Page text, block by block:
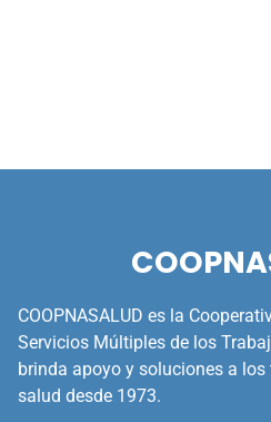
COOPNASALUD es la
Servicios Múltiples de los
brinda apoyo y soluciones a
salud desde 1973.